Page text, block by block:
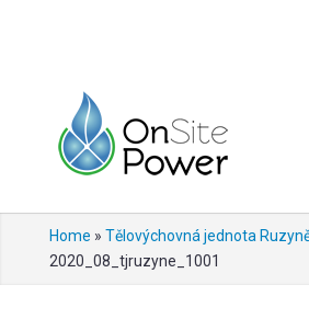
Home » Tělovýchovná jednota
2020_08_tjruzyne_1001